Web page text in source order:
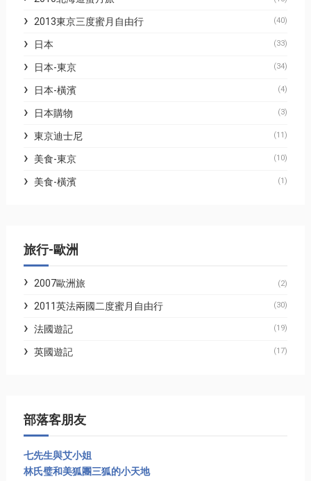
2013東京三度蜜月自由行 (40)
日本 (33)
日本-東京 (34)
日本-橫濱 (4)
日本購物 (3)
東京迪士尼 (11)
美食-東京 (10)
美食-橫濱 (1)
旅行-歐洲
2007歐洲旅 (2)
2011英法兩國二度蜜月自由行 (30)
法國遊記 (19)
英國遊記 (17)
部落客朋友
七先生與艾小姐
林氏璧和美狐團三狐的小天地